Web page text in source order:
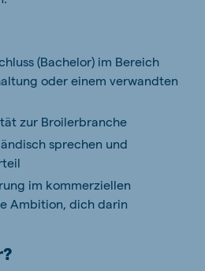
(Bachelor) im Bereich
oder einem verwandten
zur Broilerbranche
sprechen und
im kommerziellen
Ambition, dich darin